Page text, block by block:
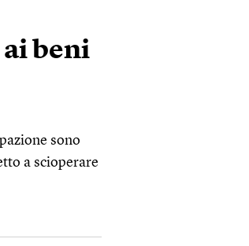
beni
sono
a scioperare